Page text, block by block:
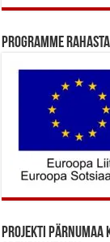
Programme
Projekti Pärnumaa